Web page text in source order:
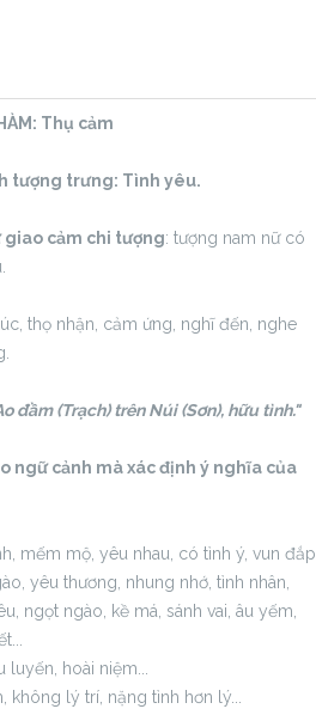
Thụ cảm
trưng: Tình yêu.
cảm chi tượng: tượng nam nữ có
nhận, cảm ứng, nghĩ đến, nghe
đầm (Trạch) trên Núi (Sơn), hữu tình."
cảnh mà xác định ý nghĩa của
mếm mộ, yêu nhau, có tình ý, vun đắp,
yêu thương, nhung nhớ, tình nhân,
ngọt ngào, kề má, sánh vai, âu yếm,
luyến, hoài niệm...
không lý trí, nặng tình hơn lý...